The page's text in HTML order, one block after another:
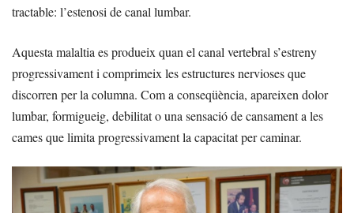
tractable: l’estenosi de canal lumbar.
Aquesta malaltia es produeix quan el canal vertebral s’estreny
progressivament i comprimeix les estructures nervioses que
discorren per la columna. Com a conseqüència, apareixen dolor
lumbar, formigueig, debilitat o una sensació de cansament a les
cames que limita progressivament la capacitat per caminar.